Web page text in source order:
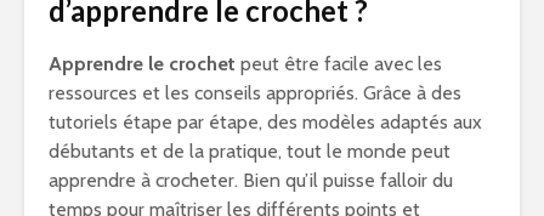
d’apprendre le crochet ?
Apprendre le crochet peut être facile avec les
ressources et les conseils appropriés. Grâce à des
tutoriels étape par étape, des modèles adaptés aux
débutants et de la pratique, tout le monde peut
apprendre à crocheter. Bien qu’il puisse falloir du
temps pour maîtriser les différents points et